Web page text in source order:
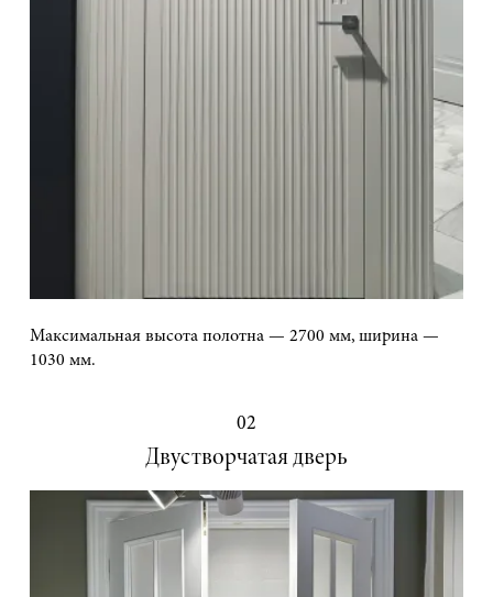
Максимальная высота полотна — 2700 мм, ширина —
1030 мм.
02
Двустворчатая дверь